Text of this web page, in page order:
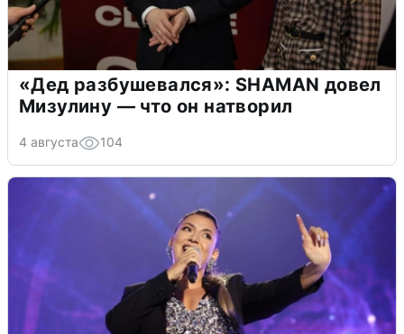
«Дед разбушевался»: SHAMAN довел
Мизулину — что он натворил
4 августа 104